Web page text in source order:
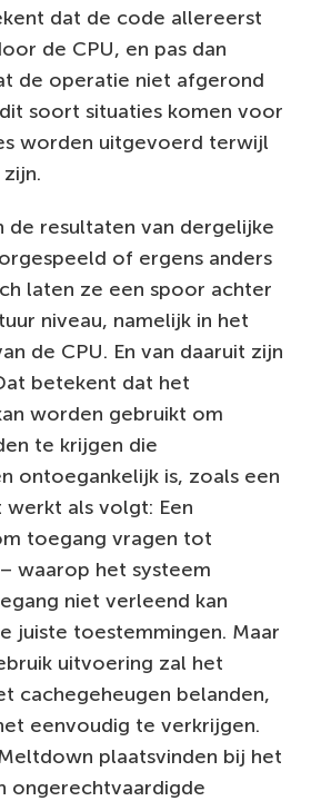
dat de code allereerst
de CPU, en pas dan
de operatie niet afgerond
soort situaties komen voor
worden uitgevoerd terwijl
de resultaten van dergelijke
of ergens anders
laten ze een spoor achter
niveau, namelijk in het
de CPU. En van daaruit zijn
betekent dat het
worden gebruikt om
te krijgen die
ontoegankelijk is, zoals een
als volgt: Een
toegang vragen tot
waarop het systeem
niet verleend kan
juiste toestemmingen. Maar
uitvoering zal het
cachegeheugen belanden,
eenvoudig te verkrijgen.
plaatsvinden bij het
ongerechtvaardigde